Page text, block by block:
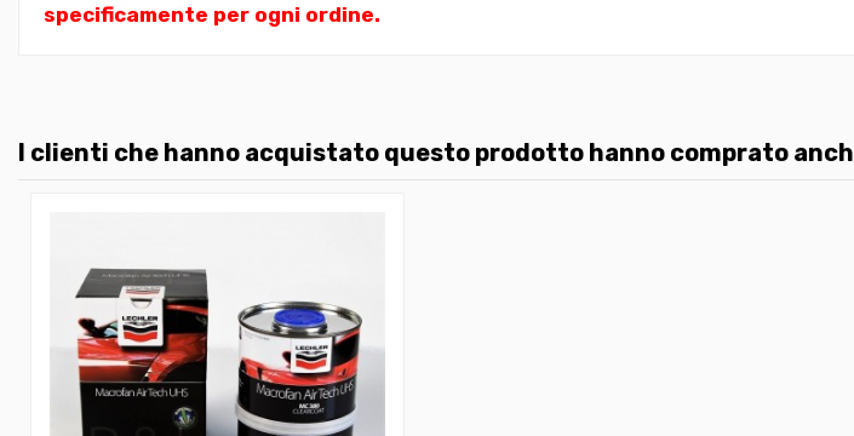
specificamente per ogni ordine.
I clienti che hanno acquistato questo prodotto hanno comprato